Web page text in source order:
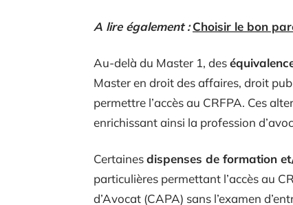
A lire également : Choisir le bon
Au-delà du Master 1, des
Master en droit des affaires, droit
permettre l’accès au CRFPA. Ces
enrichissant ainsi la profession
Certainesdispenses de formation
particulières permettant l’accès au
d’Avocat (CAPA) sans l’examen